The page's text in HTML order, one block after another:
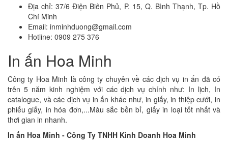
Địa chỉ: 37/6 Điện Biên Phủ, P. 15, Q. Bình Thạnh, Tp. Hồ
Chí Minh
Email: inminhduong@gmail.com
Hotline: 0909 275 376
In ấn Hoa Minh
Công ty Hoa Minh là công ty chuyên về các dịch vụ in ấn đã có
trên 5 năm kinh nghiệm với các dịch vụ chính như: In lịch, In
catalogue, và các dịch vụ in ấn khác như, in giấy, in thiệp cưới, in
phiếu giấy, in hóa đơn,...Màu sắc bền bỉ, giấy in loại tốt nhất và
thơi gian in nhanh.
In ấn Hoa Minh - Công Ty TNHH Kinh Doanh Hoa Minh